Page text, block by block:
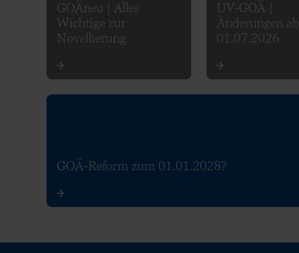
GOÄneu | Alles
Wichtige zur
Novellierung
UV-GOÄ |
Änderungen ab
01.07.2026
GOÄ-Reform zum 01.01.2028?